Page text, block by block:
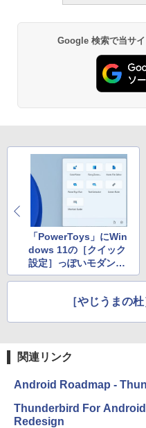
非エン
方 マニ
にも
めのAI
￥99
ードウ
ェクト
￥1,600
1冊で
bデザ
￥2,326
￥
Kindle
ション
るさ自
持続バ
ブラッ
ージ、
イ、色
テリー
売)
￥39,980
New
11イン
レージ
整、色
Google 検索で当サ
「PowerToys」にWin
dows 11の［クイック
設定］っぽいモダンな
ランチャーUIが導入？
［やじうまの
関連リンク
Android Roadmap -
Thunderbird For
Redesign